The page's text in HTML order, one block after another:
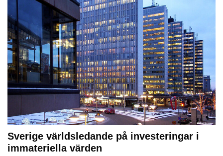
Sverige världsledande på investeringar i
immateriella värden